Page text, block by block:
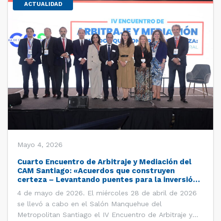
ACTUALIDAD
Mayo 4, 2026
Cuarto Encuentro de Arbitraje y Mediación del
CAM Santiago: «Acuerdos que construyen
certeza – Levantando puentes para la inversión
4 de mayo de 2026. El miércoles 28 de abril de 2026
se llevó a cabo en el Salón Manquehue del
Metropolitan Santiago el IV Encuentro de Arbitraje y